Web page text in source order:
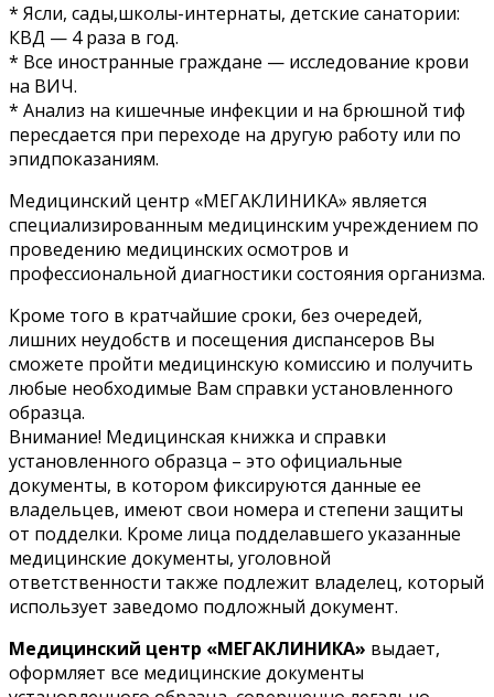
* Ясли, сады,школы-интернаты, детские санатории:
КВД — 4 раза в год.
* Все иностранные граждане — исследование крови
на ВИЧ.
* Анализ на кишечные инфекции и на брюшной тиф
пересдается при переходе на другую работу или по
эпидпоказаниям.
Медицинский центр «МЕГАКЛИНИКА» является
специализированным медицинским учреждением по
проведению медицинских осмотров и
профессиональной диагностики состояния организма.
Кроме того в кратчайшие сроки, без очередей,
лишних неудобств и посещения диспансеров Вы
сможете пройти медицинскую комиссию и получить
любые необходимые Вам справки установленного
образца.
Внимание! Медицинская книжка и справки
установленного образца – это официальные
документы, в котором фиксируются данные ее
владельцев, имеют свои номера и степени защиты
от подделки. Кроме лица подделавшего указанные
медицинские документы, уголовной
ответственности также подлежит владелец, который
использует заведомо подложный документ.
Медицинский центр «МЕГАКЛИНИКА» выдает,
оформляет все медицинские документы